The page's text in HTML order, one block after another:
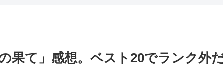
果て」感想。ベスト20でランク外だ